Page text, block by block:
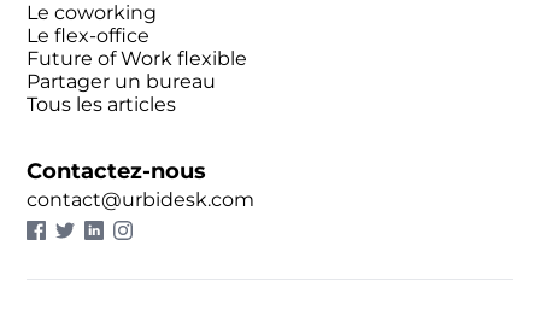
Le coworking
Le flex-office
Future of Work flexible
Partager un bureau
Tous les articles
Contactez-nous
contact@urbidesk.com